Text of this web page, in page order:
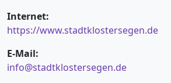
Internet:
https://www.stadtklostersegen.de
E-Mail:
info@stadtklostersegen.de